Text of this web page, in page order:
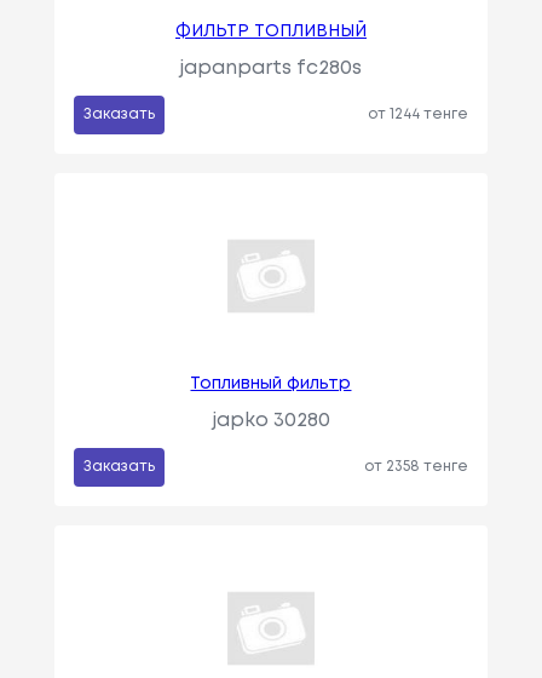
ФИЛЬТР ТОПЛИВНЫЙ
japanparts fc280s
Заказать от 1244 тенге
Топливный фильтр
japko 30280
Заказать от 2358 тенге